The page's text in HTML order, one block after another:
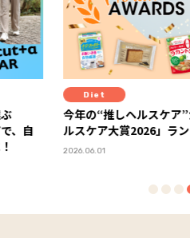
、自
Diet
今年の“推しヘルスケア”
ルスケア大賞2026」ラン
2026.06.01